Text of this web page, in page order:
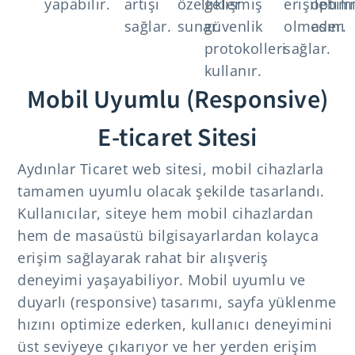
sağlar. sunar.güvenlik
protokolleri
kullanır.
olmasını
sağlar.
eder.
Mobil Uyumlu (Responsive)
E-ticaret Sitesi
Aydınlar Ticaret web sitesi, mobil cihazlarla
tamamen uyumlu olacak şekilde tasarlandı.
Kullanıcılar, siteye hem mobil cihazlardan
hem de masaüstü bilgisayarlardan kolayca
erişim sağlayarak rahat bir alışveriş
deneyimi yaşayabiliyor. Mobil uyumlu ve
duyarlı (responsive) tasarımı, sayfa yüklenme
hızını optimize ederken, kullanıcı deneyimini
üst seviyeye çıkarıyor ve her yerden erişim